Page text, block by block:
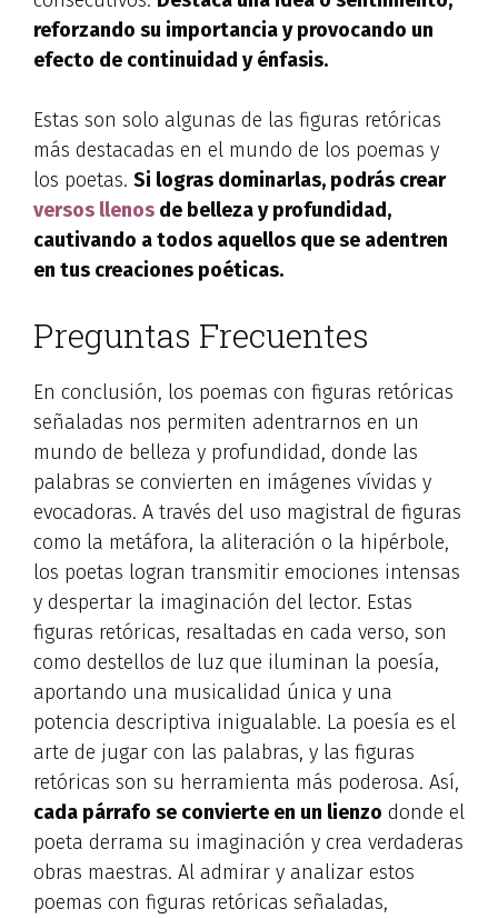
reforzando su importancia y provocando un
efecto de continuidad y énfasis.
Estas son solo algunas de las figuras retóricas
más destacadas en el mundo de los poemas y
los poetas. Si logras dominarlas, podrás crear
versos llenos de belleza y profundidad,
cautivando a todos aquellos que se adentren
en tus creaciones poéticas.
Preguntas Frecuentes
En conclusión, los poemas con figuras retóricas
señaladas nos permiten adentrarnos en un
mundo de belleza y profundidad, donde las
palabras se convierten en imágenes vívidas y
evocadoras. A través del uso magistral de figuras
como la metáfora, la aliteración o la hipérbole,
los poetas logran transmitir emociones intensas
y despertar la imaginación del lector. Estas
figuras retóricas, resaltadas en cada verso, son
como destellos de luz que iluminan la poesía,
aportando una musicalidad única y una
potencia descriptiva inigualable. La poesía es el
arte de jugar con las palabras, y las figuras
retóricas son su herramienta más poderosa. Así,
cada párrafo se convierte en un lienzo donde el
poeta derrama su imaginación y crea verdaderas
obras maestras. Al admirar y analizar estos
poemas con figuras retóricas señaladas,